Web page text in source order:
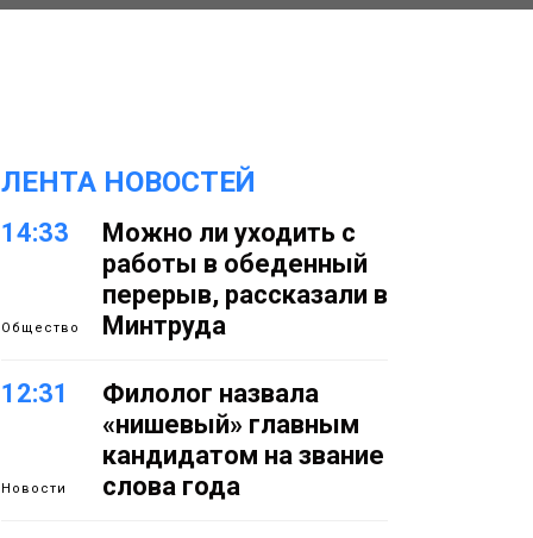
ЛЕНТА НОВОСТЕЙ
14:33
Общество
Можно ли уходить с
работы в обеденный
перерыв, рассказали в
Минтруда
12:31
Новости
Филолог назвала
«нишевый» главным
кандидатом на звание
слова года